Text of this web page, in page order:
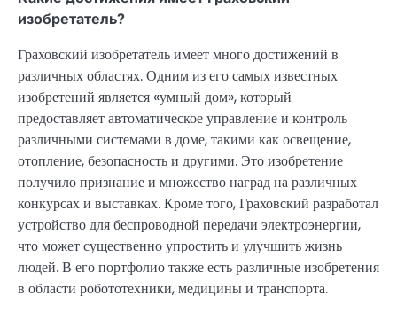
изобретатель?
Граховский изобретатель имеет много достижений в
различных областях. Одним из его самых известных
изобретений является «умный дом», который
предоставляет автоматическое управление и контроль
различными системами в доме, такими как освещение,
отопление, безопасность и другими. Это изобретение
получило признание и множество наград на различных
конкурсах и выставках. Кроме того, Граховский разработал
устройство для беспроводной передачи электроэнергии,
что может существенно упростить и улучшить жизнь
людей. В его портфолио также есть различные изобретения
в области робототехники, медицины и транспорта.